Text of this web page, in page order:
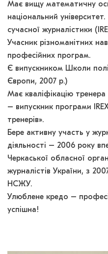
Має вищу математичну
національний
сучасної журналістики
Учасник різноманітних
професійних програм.
Є випускником Школи
Європи, 2007 р.)
Має кваліфікацію
– випускник програми
тренерів».
Бере активну участь у
діяльності – 2006 року
Черкаської обласної
журналістів України, з
НСЖУ.
Улюблене кредо –
успішна!